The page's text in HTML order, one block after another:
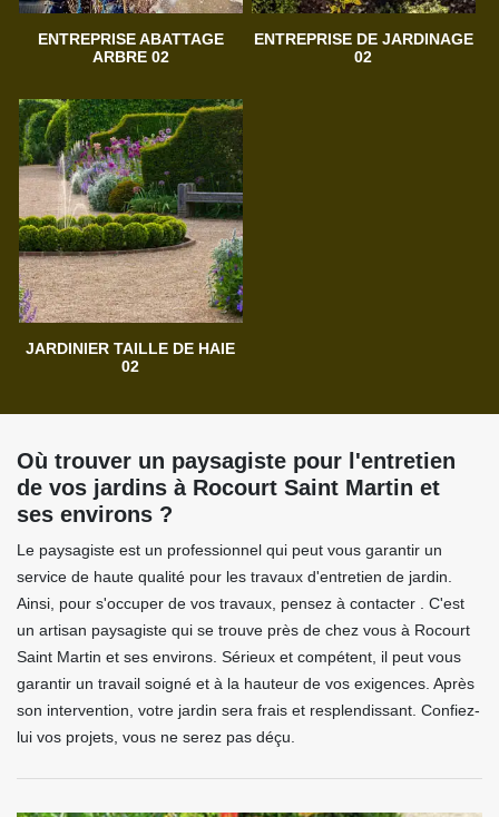
ENTREPRISE ABATTAGE
ARBRE 02
ENTREPRISE DE JARDINAGE
02
JARDINIER TAILLE DE HAIE
02
Où trouver un paysagiste pour l'entretien
de vos jardins à Rocourt Saint Martin et
ses environs ?
Le paysagiste est un professionnel qui peut vous garantir un
service de haute qualité pour les travaux d'entretien de jardin.
Ainsi, pour s'occuper de vos travaux, pensez à contacter . C'est
un artisan paysagiste qui se trouve près de chez vous à Rocourt
Saint Martin et ses environs. Sérieux et compétent, il peut vous
garantir un travail soigné et à la hauteur de vos exigences. Après
son intervention, votre jardin sera frais et resplendissant. Confiez-
lui vos projets, vous ne serez pas déçu.